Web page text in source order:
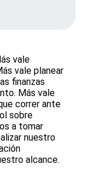
vale
vale planear
finanzas
Más vale
correr ante
sobre
a tomar
nuestro
alcance.